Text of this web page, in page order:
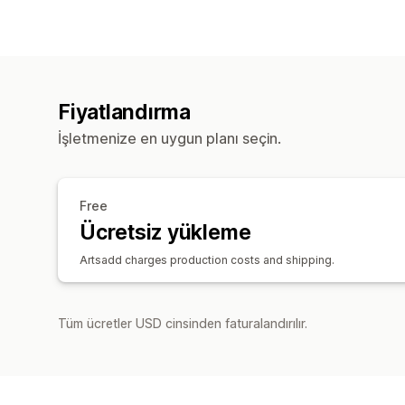
Fiyatlandırma
İşletmenize en uygun planı seçin.
Free
Ücretsiz yükleme
Artsadd charges production costs and shipping.
Tüm ücretler USD cinsinden faturalandırılır.